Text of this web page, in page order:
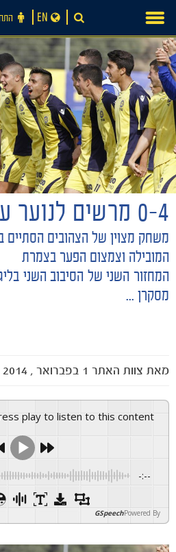
חדשות
content
התחבר EN
0-4 מרשים לנוער על מכבי חיפה
משחק מצוין של הצהובים הסתיים
המובילה וצמצום הפער בצמרת
המחזור השני של הסיבוב השני
מסקרן ...
מאת צוות האתר 1 בפברואר , 2014
play to listen to this content
-:--
Powered By
GSpeech